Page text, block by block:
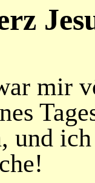
mir
und